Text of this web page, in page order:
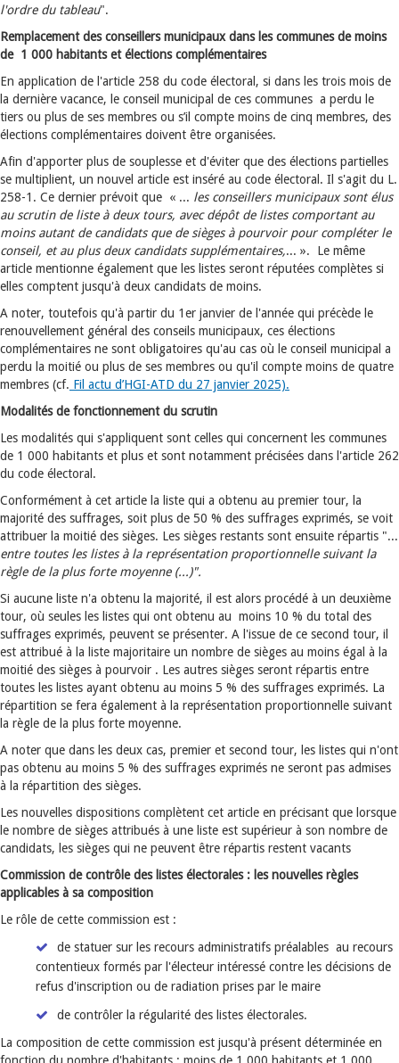
l'ordre du tableau".
Remplacement des conseillers municipaux dans les communes de moins
de 1 000 habitants et élections complémentaires
En application de l'article 258 du code électoral, si dans les trois mois de
la dernière vacance, le conseil municipal de ces communes a perdu le
tiers ou plus de ses membres ou s’il compte moins de cinq membres, des
élections complémentaires doivent être organisées.
Afin d'apporter plus de souplesse et d'éviter que des élections partielles
se multiplient, un nouvel article est inséré au code électoral. Il s'agit du L.
258-1. Ce dernier prévoit que « ... les conseillers municipaux sont élus
au scrutin de liste à deux tours, avec dépôt de listes comportant au
moins autant de candidats que de sièges à pourvoir pour compléter le
conseil, et au plus deux candidats supplémentaires,... ». Le même
article mentionne également que les listes seront réputées complètes si
elles comptent jusqu'à deux candidats de moins.
A noter, toutefois qu'à partir du 1er janvier de l'année qui précède le
renouvellement général des conseils municipaux, ces élections
complémentaires ne sont obligatoires qu'au cas où le conseil municipal a
perdu la moitié ou plus de ses membres ou qu'il compte moins de quatre
membres (cf. Fil actu d’HGI-ATD du 27 janvier 2025).
Modalités de fonctionnement du scrutin
Les modalités qui s'appliquent sont celles qui concernent les communes
de 1 000 habitants et plus et sont notamment précisées dans l'article 262
du code électoral.
Conformément à cet article la liste qui a obtenu au premier tour, la
majorité des suffrages, soit plus de 50 % des suffrages exprimés, se voit
attribuer la moitié des sièges. Les sièges restants sont ensuite répartis "...
entre toutes les listes à la représentation proportionnelle suivant la
règle de la plus forte moyenne (...)".
Si aucune liste n'a obtenu la majorité, il est alors procédé à un deuxième
tour, où seules les listes qui ont obtenu au moins 10 % du total des
suffrages exprimés, peuvent se présenter. A l'issue de ce second tour, il
est attribué à la liste majoritaire un nombre de sièges au moins égal à la
moitié des sièges à pourvoir . Les autres sièges seront répartis entre
toutes les listes ayant obtenu au moins 5 % des suffrages exprimés. La
répartition se fera également à la représentation proportionnelle suivant
la règle de la plus forte moyenne.
A noter que dans les deux cas, premier et second tour, les listes qui n'ont
pas obtenu au moins 5 % des suffrages exprimés ne seront pas admises
à la répartition des sièges.
Les nouvelles dispositions complètent cet article en précisant que lorsque
le nombre de sièges attribués à une liste est supérieur à son nombre de
candidats, les sièges qui ne peuvent être répartis restent vacants
Commission de contrôle des listes électorales : les nouvelles règles
applicables à sa composition
Le rôle de cette commission est :
de statuer sur les recours administratifs préalables au recours
contentieux formés par l'électeur intéressé contre les décisions de
refus d'inscription ou de radiation prises par le maire
de contrôler la régularité des listes électorales.
La composition de cette commission est jusqu'à présent déterminée en